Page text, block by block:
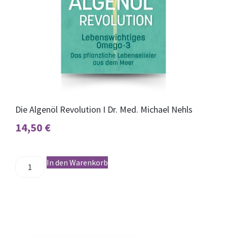
Die Algenöl Revolution I Dr. Med. Michael Nehls
14,50 €
In den Warenkorb